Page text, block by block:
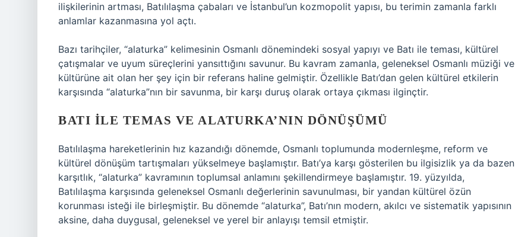
ilişkilerinin artması, Batılılaşma çabaları ve İstanbul’un kozmopolit yapısı, bu terimin zamanla farklı
anlamlar kazanmasına yol açtı.
Bazı tarihçiler, “alaturka” kelimesinin Osmanlı dönemindeki sosyal yapıyı ve Batı ile teması, kültürel
çatışmalar ve uyum süreçlerini yansıttığını savunur. Bu kavram zamanla, geleneksel Osmanlı müziği ve
kültürüne ait olan her şey için bir referans haline gelmiştir. Özellikle Batı’dan gelen kültürel etkilerin
karşısında “alaturka”nın bir savunma, bir karşı duruş olarak ortaya çıkması ilginçtir.
BATI ILE TEMAS VE ALATURKA’NIN DÖNÜŞÜMÜ
Batılılaşma hareketlerinin hız kazandığı dönemde, Osmanlı toplumunda modernleşme, reform ve
kültürel dönüşüm tartışmaları yükselmeye başlamıştır. Batı’ya karşı gösterilen bu ilgisizlik ya da bazen
karşıtlık, “alaturka” kavramının toplumsal anlamını şekillendirmeye başlamıştır. 19. yüzyılda,
Batılılaşma karşısında geleneksel Osmanlı değerlerinin savunulması, bir yandan kültürel özün
korunması isteği ile birleşmiştir. Bu dönemde “alaturka”, Batı’nın modern, akılcı ve sistematik yapısının
aksine, daha duygusal, geleneksel ve yerel bir anlayışı temsil etmiştir.